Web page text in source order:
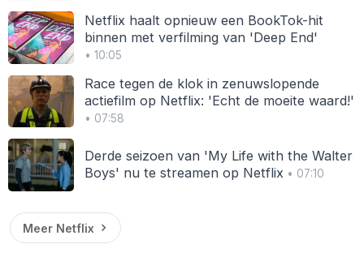
Netflix haalt opnieuw een BookTok-hit
binnen met verfilming van 'Deep End'
• 10:05
Race tegen de klok in zenuwslopende
actiefilm op Netflix: 'Echt de moeite waard!'
• 07:58
Derde seizoen van 'My Life with the Walter
Boys' nu te streamen op Netflix• 07:10
Meer Netflix